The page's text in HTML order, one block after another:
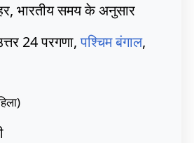
भारतीय समय के अनुसार
24 परगणा,पश्चिम बंगाल,